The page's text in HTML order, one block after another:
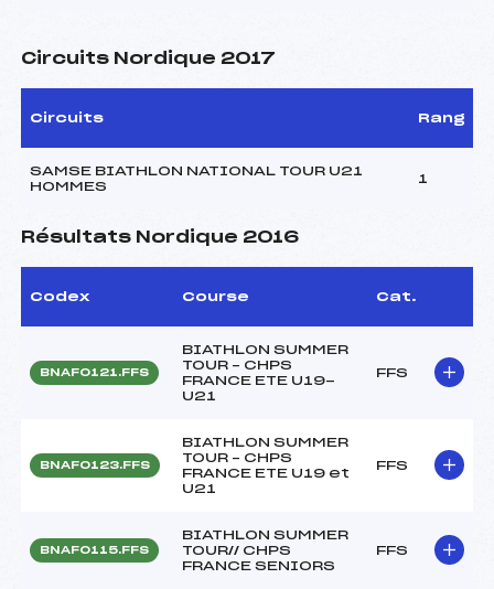
Circuits Nordique 2017
Circuits Rang
SAMSE BIATHLON NATIONAL TOUR U21
HOMMES
1
Résultats Nordique 2016
Codex Course Cat.
BNAF0121.FFS
BIATHLON SUMMER
TOUR – CHPS
FRANCE ETE U19-
U21
FFS
BNAF0123.FFS
BIATHLON SUMMER
TOUR – CHPS
FRANCE ETE U19 et
U21
FFS
BNAF0115.FFS
BIATHLON SUMMER
TOUR// CHPS
FRANCE SENIORS
FFS